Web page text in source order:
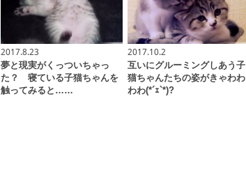
2017.8.23
夢と現実がくっついちゃっ
た？ 寝ている子猫ちゃんを
触ってみると……
2017.10.2
互いにグルーミングしあう子
猫ちゃんたちの姿がきゃわわ
わわ(*´ｪ`*)?